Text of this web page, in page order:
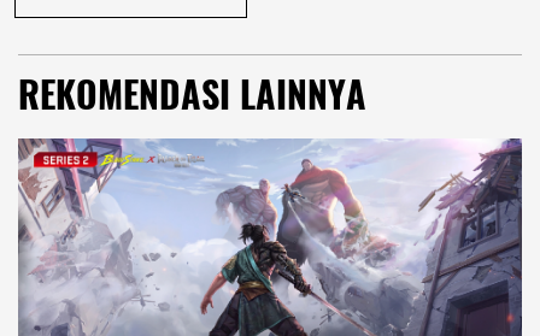
REKOMENDASI LAINNYA